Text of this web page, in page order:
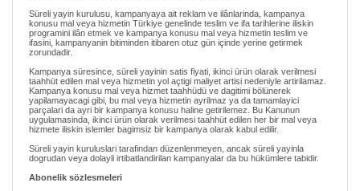
Süreli yayin kurulusu, kampanyaya ait reklam ve ilânlarinda, kampanya
konusu mal veya hizmetin Türkiye genelinde teslim ve ifa tarihlerine iliskin
programini ilân etmek ve kampanya konusu mal veya hizmetin teslim ve
ifasini, kampanyanin bitiminden itibaren otuz gün içinde yerine getirmek
zorundadir.
Kampanya süresince, süreli yayinin satis fiyati, ikinci ürün olarak verilmesi
taahhüt edilen mal veya hizmetin yol açtigi maliyet artisi nedeniyle artirilamaz.
Kampanya konusu mal veya hizmet taahhüdü ve dagitimi bölünerek
yapilamayacagi gibi, bu mal veya hizmetin ayrilmaz ya da tamamlayici
parçalari da ayri bir kampanya konusu haline getirilemez. Bu Kanunun
uygulamasinda, ikinci ürün olarak verilmesi taahhüt edilen her bir mal veya
hizmete iliskin islemler bagimsiz bir kampanya olarak kabul edilir.
Süreli yayin kuruluslari tarafindan düzenlenmeyen, ancak süreli yayinla
dogrudan veya dolayli irtibatlandirilan kampanyalar da bu hükümlere tabidir.
Abonelik sözlesmeleri